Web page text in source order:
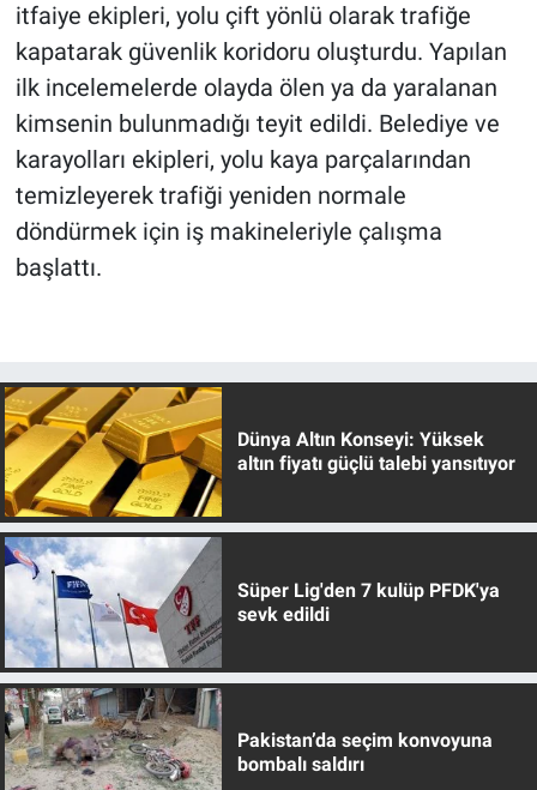
itfaiye ekipleri, yolu çift yönlü olarak trafiğe
kapatarak güvenlik koridoru oluşturdu. Yapılan
ilk incelemelerde olayda ölen ya da yaralanan
kimsenin bulunmadığı teyit edildi. Belediye ve
karayolları ekipleri, yolu kaya parçalarından
temizleyerek trafiği yeniden normale
döndürmek için iş makineleriyle çalışma
başlattı.
Dünya Altın Konseyi: Yüksek
altın fiyatı güçlü talebi yansıtıyor
Süper Lig'den 7 kulüp PFDK'ya
sevk edildi
Pakistan’da seçim konvoyuna
bombalı saldırı